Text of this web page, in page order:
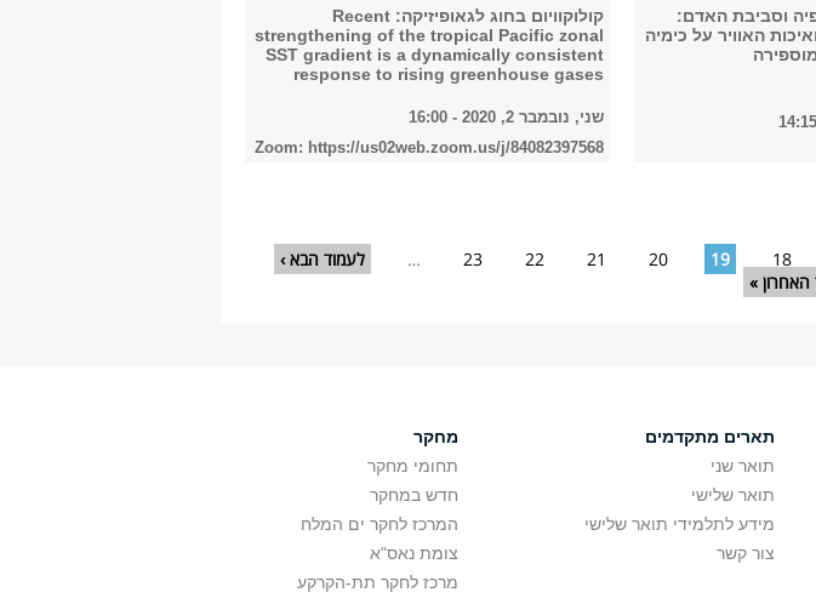
וסביבת האדם:
האוויר על כימיה
קולוקוויום בחוג לגאופיזיקה: Recent
strengthening of the tropical Pacific zonal
SST gradient is a dynamically consistent
response to rising greenhouse gases
שני, נובמבר 2, 2020 - 16:00
Zoom: https://us02web.zoom.us/j/84082397568
18
19
20
21
22
23
…
לעמוד הבא ›
האחרון »
תארים מתקדמים
תואר שני
תואר שלישי
מידע לתלמידי תואר שלישי
צור קשר
מחקר
תחומי מחקר
חדש במחקר
המרכז לחקר ים המלח
צומת נאס"א
מרכז לחקר תת-הקרקע